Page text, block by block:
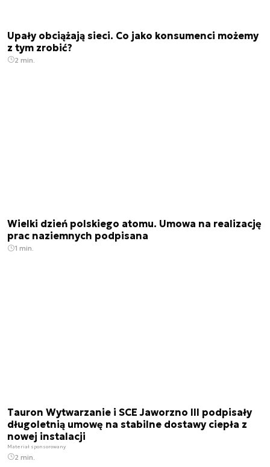
Upały obciążają sieci. Co jako konsumenci możemy
z tym zrobić?
2 min.
Wielki dzień polskiego atomu. Umowa na realizację
prac naziemnych podpisana
1 min.
Tauron Wytwarzanie i SCE Jaworzno III podpisały
długoletnią umowę na stabilne dostawy ciepła z
nowej instalacji
Materiał sponsorowany
2 min.